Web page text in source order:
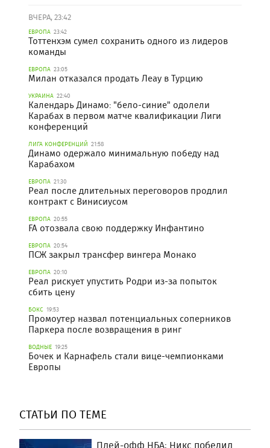
ВЧЕРА, 23:42
ЕВРОПА 23:42
Тоттенхэм сумел сохранить одного из лидеров
команды
ЕВРОПА 23:05
Милан отказался продать Леау в Турцию
УКРАИНА 22:40
Календарь Динамо: "бело-синие" одолели
Карабах в первом матче квалификации Лиги
конференций
ЛИГА КОНФЕРЕНЦИЙ 21:58
Динамо одержало минимальную победу над
Карабахом
ЕВРОПА 21:30
Реал после длительных переговоров продлил
контракт с Винисиусом
ЕВРОПА 20:55
FA отозвала свою поддержку Инфантино
ЕВРОПА 20:54
ПСЖ закрыл трансфер вингера Монако
ЕВРОПА 20:10
Реал рискует упустить Родри из-за попыток
сбить цену
БОКС 19:53
Промоутер назвал потенциальных соперников
Паркера после возвращения в ринг
ВОДНЫЕ 19:25
Бочек и Карнафель стали вице-чемпионками
Европы
СТАТЬИ ПО ТЕМЕ
Плей-офф НБА: Никс победил